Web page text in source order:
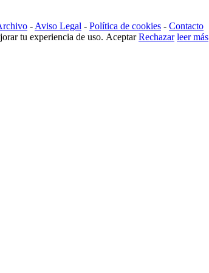
- Aviso Legal - Política de cookies - Contacto
tu experiencia de uso. Aceptar Rechazar leer más